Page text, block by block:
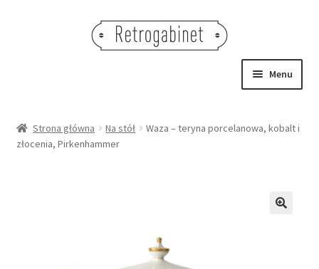
Menu
OBRAZY
Strona główna Na stół
Waza – teryna porcelanowa, kobalt i
złocenia, Pirkenhammer